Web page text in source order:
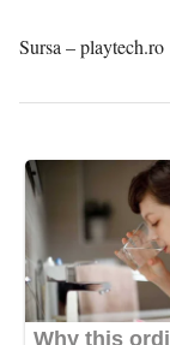
Sursa – playtech.ro